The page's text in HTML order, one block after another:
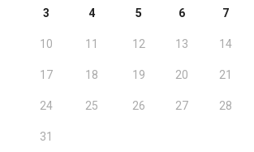
3 4 5 6 7
10 11 12 13 14
17 18 19 20 21
24 25 26 27 28
31